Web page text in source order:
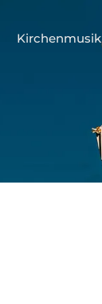
Kirchenmusik